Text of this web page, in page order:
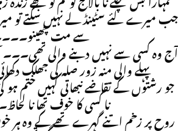
تمہارا بس چلے نا بالاج تو تم تو مجھے
جب میرے لئے سٹینڈ لے نہیں سکتے تو
سے مت
آج وہ کسی سے نہیں دبنے والی
پہلے والی منہ زور صلہ کی جھلک
جو رشتوں کے تقاضے نبھاتی کہیں ختم
نا کسی کا خوف تھا نا
روح پر زخم اتنے گہرے تھے کے وہ ہر